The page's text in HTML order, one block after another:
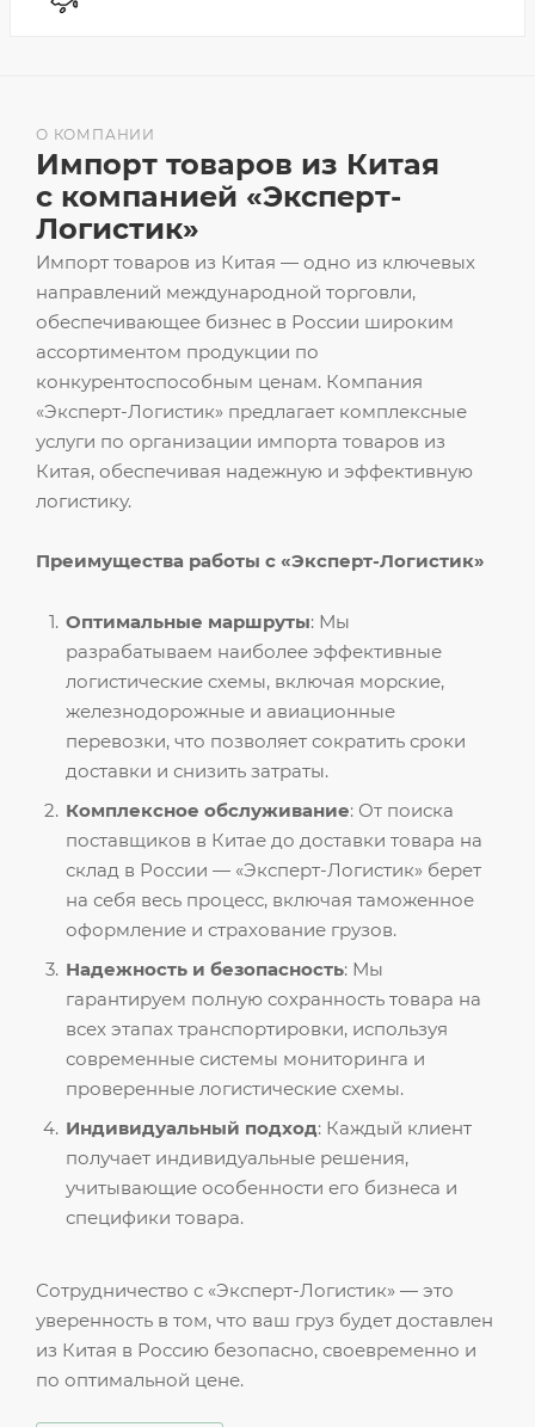
Импорт товаров из Китая — одно из ключевых
направлений международной торговли,
обеспечивающее бизнес в России широким
ассортиментом продукции по
конкурентоспособным ценам. Компания
«Эксперт-Логистик» предлагает комплексные
услуги по организации импорта товаров из
Китая, обеспечивая надежную и эффективную
логистику.
Преимущества работы с «Эксперт-Логистик»
Оптимальные маршруты: Мы
разрабатываем наиболее эффективные
логистические схемы, включая морские,
железнодорожные и авиационные
перевозки, что позволяет сократить сроки
доставки и снизить затраты.
Комплексное обслуживание: От поиска
поставщиков в Китае до доставки товара на
склад в России — «Эксперт-Логистик» берет
на себя весь процесс, включая таможенное
оформление и страхование грузов.
Надежность и безопасность: Мы
гарантируем полную сохранность товара на
всех этапах транспортировки, используя
современные системы мониторинга и
проверенные логистические схемы.
Индивидуальный подход: Каждый клиент
получает индивидуальные решения,
учитывающие особенности его бизнеса и
специфики товара.
Сотрудничество с «Эксперт-Логистик» — это
уверенность в том, что ваш груз будет доставлен
из Китая в Россию безопасно, своевременно и
по оптимальной цене.
О КОМПАНИИ
Импорт товаров из Китая
с компанией «Эксперт-
Логистик»